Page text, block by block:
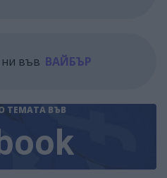
във ВАЙБЪР
ТЕМАТА ВЪВ